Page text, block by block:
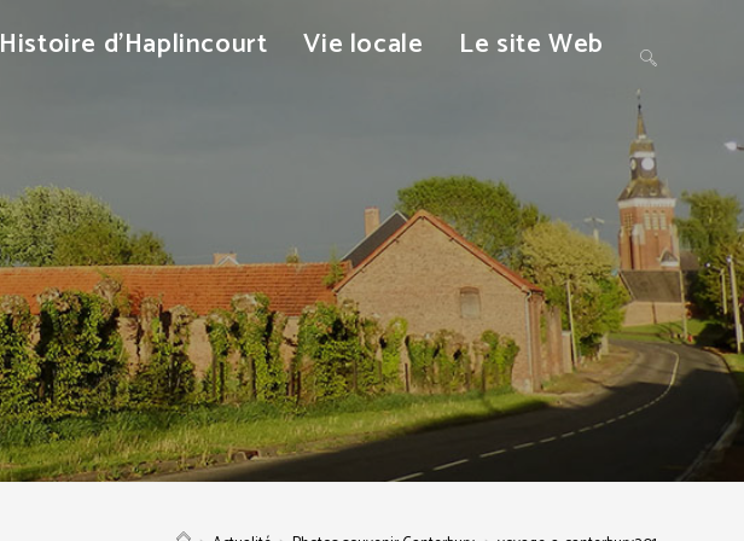
Histoire d’Haplincourt Vie locale Le site Web Toggle
website
search